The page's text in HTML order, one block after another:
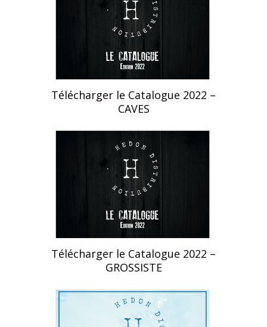
Télécharger le Catalogue 2022 –
CAVES
Télécharger le Catalogue 2022 –
GROSSISTE
Home
Produits
Nos
Notre
Contact